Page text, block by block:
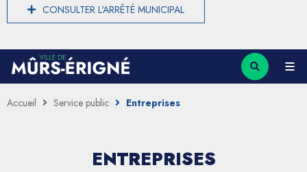
CONSULTER L'ARRÊTÉ MUNICIPAL
Accueil Service public Entreprises
ENTREPRISES